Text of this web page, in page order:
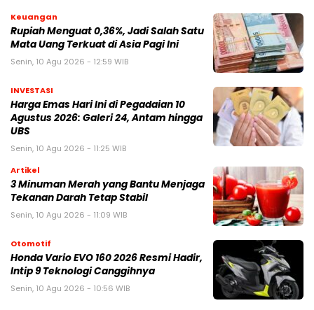
Keuangan
Rupiah Menguat 0,36%, Jadi Salah Satu
Mata Uang Terkuat di Asia Pagi Ini
Senin, 10 Agu 2026 - 12:59 WIB
INVESTASI
Harga Emas Hari Ini di Pegadaian 10
Agustus 2026: Galeri 24, Antam hingga
UBS
Senin, 10 Agu 2026 - 11:25 WIB
Artikel
3 Minuman Merah yang Bantu Menjaga
Tekanan Darah Tetap Stabil
Senin, 10 Agu 2026 - 11:09 WIB
Otomotif
Honda Vario EVO 160 2026 Resmi Hadir,
Intip 9 Teknologi Canggihnya
Senin, 10 Agu 2026 - 10:56 WIB